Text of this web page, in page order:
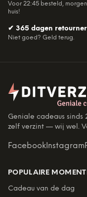
Voor 22:45 besteld,
huis!
✔ 365 dagen
Niet goed? Geld terug.
Geniale cadeaus
zelf verzint — wij wel.
Facebook Instagram
POPULAIRE
Cadeau van de dag